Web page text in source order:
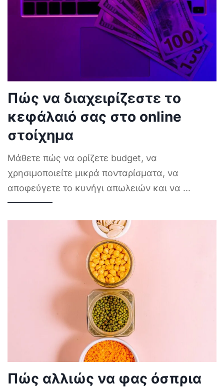
Πώς να διαχειρίζεστε το
κεφάλαιό σας στο online
στοίχημα
Μάθετε πώς να ορίζετε budget, να
χρησιμοποιείτε μικρά πονταρίσματα, να
αποφεύγετε το κυνήγι απωλειών και να ...
Πώς αλλιώς να φας όσπρια